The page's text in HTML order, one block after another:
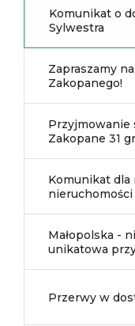
Komunikat o
Sylwestra
Zapraszamy
Zakopanego!
Przyjmowanie
Zakopane 31
Komunikat dla
nieruchomości
Małopolska -
unikatowa
Przerwy w